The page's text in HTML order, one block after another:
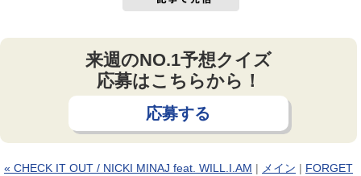
来週のNO.1予想クイズ
応募はこちらから！
応募する
« CHECK IT OUT / NICKI MINAJ feat. WILL.I.AM | メイン | FORGET